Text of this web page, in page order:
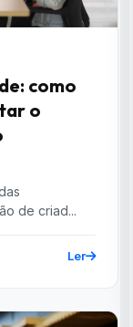
como
o
de criad...
Ler